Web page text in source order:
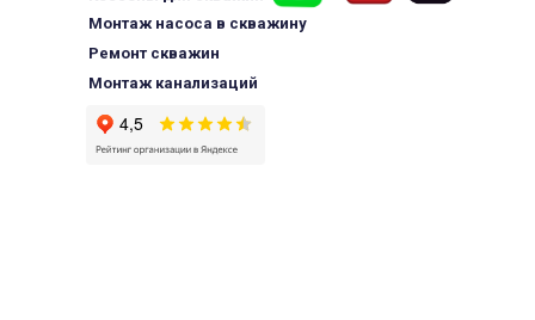
Ремонт скважин
Монтаж насоса в скважину
Монтаж канализаций